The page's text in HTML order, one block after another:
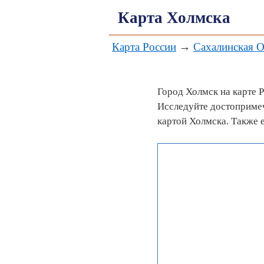
Карта Холмска
Карта России → Сахалинская
Город Холмск на карте
Исследуйте
картой Холмска. Также